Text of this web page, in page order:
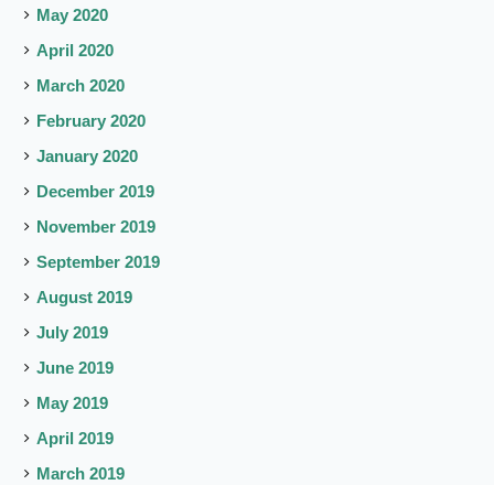
May 2020
April 2020
March 2020
February 2020
January 2020
December 2019
November 2019
September 2019
August 2019
July 2019
June 2019
May 2019
April 2019
March 2019